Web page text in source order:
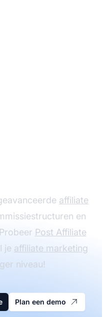
affiliate
en
Post Affiliate
je affiliate marketing
niveau!
Plan een demo